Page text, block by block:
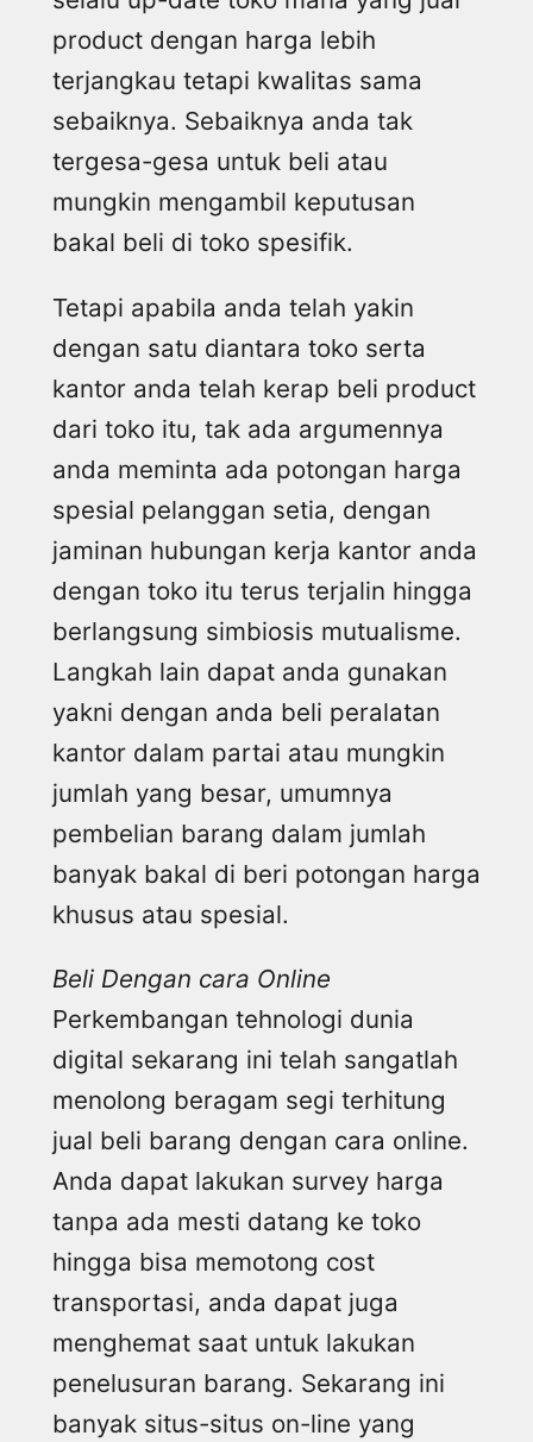
product dengan harga lebih
terjangkau tetapi kwalitas sama
sebaiknya. Sebaiknya anda tak
tergesa-gesa untuk beli atau
mungkin mengambil keputusan
bakal beli di toko spesifik.
Tetapi apabila anda telah yakin
dengan satu diantara toko serta
kantor anda telah kerap beli product
dari toko itu, tak ada argumennya
anda meminta ada potongan harga
spesial pelanggan setia, dengan
jaminan hubungan kerja kantor anda
dengan toko itu terus terjalin hingga
berlangsung simbiosis mutualisme.
Langkah lain dapat anda gunakan
yakni dengan anda beli peralatan
kantor dalam partai atau mungkin
jumlah yang besar, umumnya
pembelian barang dalam jumlah
banyak bakal di beri potongan harga
khusus atau spesial.
Beli Dengan cara Online
Perkembangan tehnologi dunia
digital sekarang ini telah sangatlah
menolong beragam segi terhitung
jual beli barang dengan cara online.
Anda dapat lakukan survey harga
tanpa ada mesti datang ke toko
hingga bisa memotong cost
transportasi, anda dapat juga
menghemat saat untuk lakukan
penelusuran barang. Sekarang ini
banyak situs-situs on-line yang